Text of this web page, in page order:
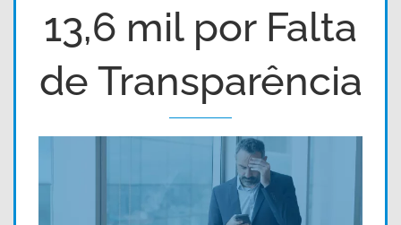
13,6 mil por Falta
de Transparência